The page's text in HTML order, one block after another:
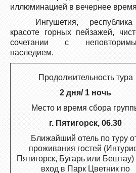
иллюминацией в вечернее
Ингушетия,
красоте горных пейзажей,
сочетании с
наследием.
Продолжительность тура
2 дня/ 1 ночь
Место и время сбора
г. Пятигорск, 06.30
Ближайший отель по туру
проживания гостей
Пятигорск, Бугарь или
вход в Парк Цветник по